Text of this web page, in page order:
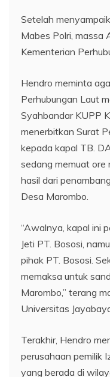
Setelah
Mabes Polri, massa
Kementerian
Hendro meminta
Perhubungan Laut
Syahbandar KUPP
menerbitkan Surat
kepada kapal TB.
sedang memuat ore
hasil dari
Desa Marombo.
“Awalnya, kapal ini
Jeti PT. Bososi,
pihak PT. Bososi.
memaksa untuk
Marombo,” terang
Universitas
Terakhir, Hendro
perusahaan pemilik
yang berada di